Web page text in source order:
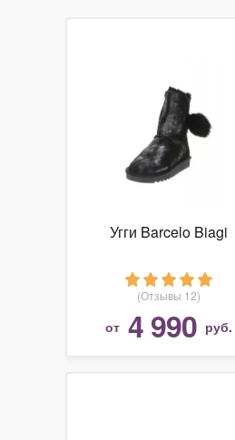
Угги Barcelo Biagi
(Отзывы 12)
от 4 990 руб.